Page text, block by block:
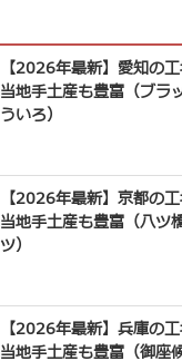
【2026年最新】愛知の
当地手土産も豊富（ブラ
ういろ）
【2026年最新】京都の
当地手土産も豊富（八ツ
ツ）
【2026年最新】兵庫の
当地手土産も豊富（御座